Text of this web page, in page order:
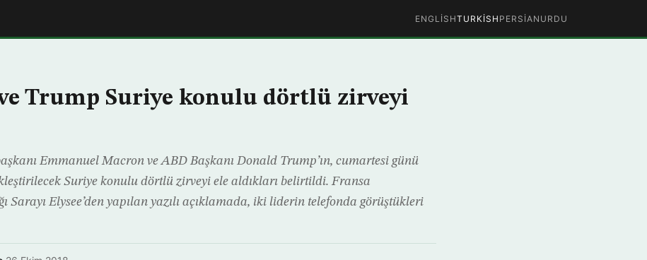
ENGLISHTURKISH PERSIAN URDU
Trump Suriye konulu dörtlü zirveyi
Emmanuel Macron ve ABD Başkanı Donald Trump’ın, cumartesi günü
Suriye konulu dörtlü zirveyi ele aldıkları belirtildi. Fransa
Sarayı Elysee’den yapılan yazılı açıklamada, iki liderin telefonda görüştükleri